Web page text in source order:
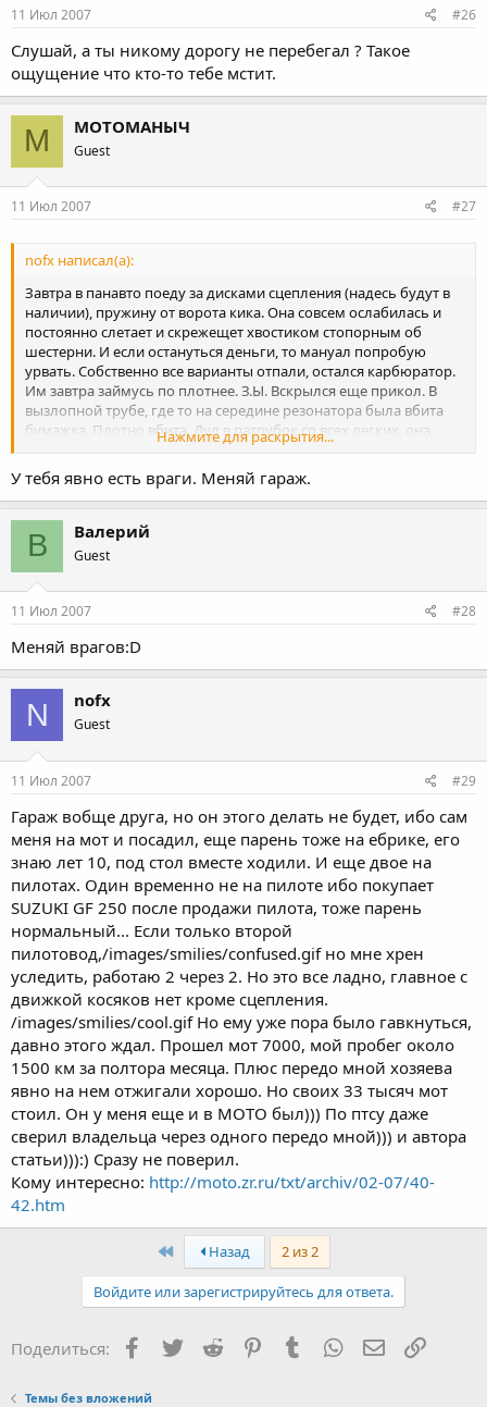
11 Июл 2007 #26
Слушай, а ты никому дорогу не перебегал ? Такое
ощущение что кто-то тебе мстит.
М МОТОМАНЫЧ
Guest
11 Июл 2007 #27
nofx написал(а):
Завтра в панавто поеду за дисками сцепления (надесь будут в
наличии), пружину от ворота кика. Она совсем ослабилась и
постоянно слетает и скрежещет хвостиком стопорным об
шестерни. И если остануться деньги, то мануал попробую
урвать. Собственно все варианты отпали, остался карбюратор.
Им завтра займусь по плотнее. З.Ы. Вскрылся еще прикол. В
вызлопной трубе, где то на середине резонатора была вбита
бумажка. Плотно вбита. Дул в патрубок со всех легких, она
даже не шолохнулась. Компрессор ничего не дает, не может
выбить. Еле еле вытащил. ОБьявил, что если найду ту су*у, что
это сделала, сломаю лом которым подпираем гаражную дверь
об хребет. ((Форум почему то не пропустил весь текст за раз,
говорит сишком много картинок... ))
Нажмите для раскрытия...
У тебя явно есть враги. Меняй гараж.
В Валерий
Guest
11 Июл 2007 #28
Меняй врагов:D
N nofx
Guest
11 Июл 2007 #29
Гараж вобще друга, но он этого делать не будет, ибо сам
меня на мот и посадил, еще парень тоже на ебрике, его
знаю лет 10, под стол вместе ходили. И еще двое на
пилотах. Один временно не на пилоте ибо покупает
SUZUKI GF 250 после продажи пилота, тоже парень
нормальный... Если только второй
пилотовод,/images/smilies/confused.gif но мне хрен
уследить, работаю 2 через 2. Но это все ладно, главное с
движкой косяков нет кроме сцепления.
/images/smilies/cool.gif Но ему уже пора было гавкнуться,
давно этого ждал. Прошел мот 7000, мой пробег около
1500 км за полтора месяца. Плюс передо мной хозяева
явно на нем отжигали хорошо. Но своих 33 тысяч мот
стоил. Он у меня еще и в МОТО был))) По птсу даже
сверил владельца через одного передо мной))) и автора
статьи))):) Сразу не поверил.
Кому интересно: http://moto.zr.ru/txt/archiv/02-07/40-
42.htm
First Назад 2 из 2
Войдите или зарегистрируйтесь для ответа.
Поделиться: Facebook
TwitterReddit PinterestTumblr WhatsApp Ссылка
Темы без вложений